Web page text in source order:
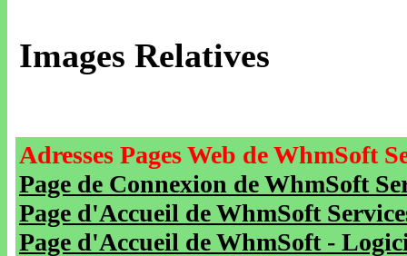
Images Relatives
Adresses Pages Web de WhmSoft
Page de Connexion de WhmSoft
Page d'Accueil de WhmSoft
Page d'Accueil de WhmSoft -